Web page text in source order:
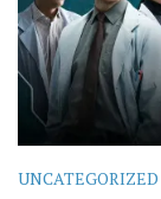
UNCATEGORIZED